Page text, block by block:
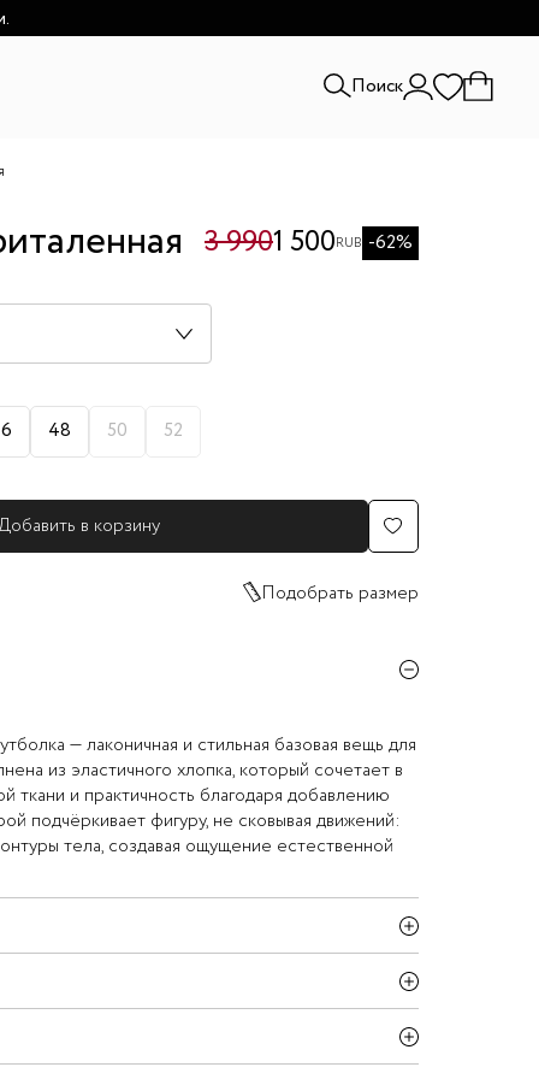
Поиск
3 9901 500RUB -62%
48 50 52
в корзину
Подобрать размер
— лаконичная и стильная базовая вещь для
из эластичного хлопка, который сочетает в
ткани и практичность благодаря добавлению
подчёркивает фигуру, не сковывая движений:
тела, создавая ощущение естественной